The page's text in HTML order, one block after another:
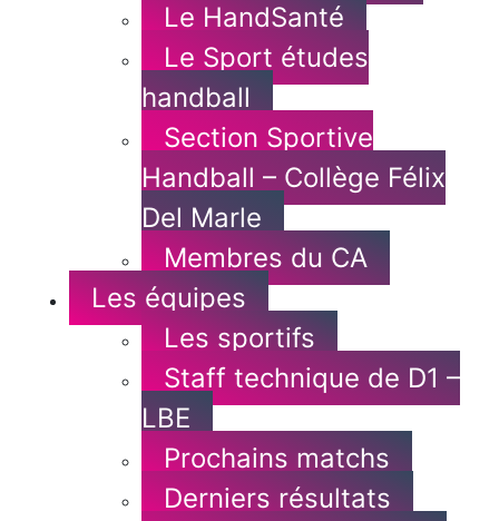
Le HandSanté
Le Sport études
handball
Section Sportive
Handball – Collège Félix
Del Marle
Membres du CA
Les équipes
Les sportifs
Staff technique de D1 –
LBE
Prochains matchs
Derniers résultats